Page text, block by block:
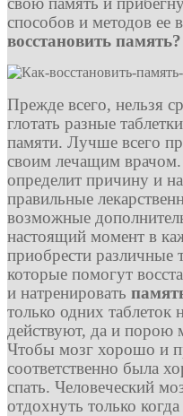
способов и методов ее
восстановить память?
Прежде всего, нельзя
глотать разные
памяти. Лучше всего
своим лечащим
определит причину и
правильные
возможные
настоящий момент в
приобрести различные
которые помогут
и натренировать
только одних таблеток
действуют, да и порою
Чтобы мозг хорошо и
соответственно была
спать. Человеческий
отдохнуть только когда